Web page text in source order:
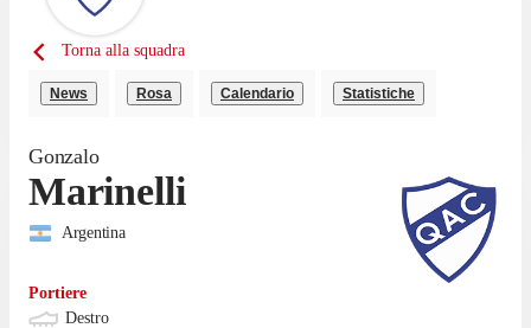
Torna alla squadra
News Rosa Calendario Statistiche
Gonzalo
Marinelli
Argentina
Portiere
Destro